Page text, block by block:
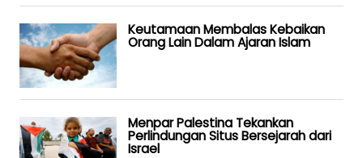
Keutamaan Membalas Kebaikan
Orang Lain Dalam Ajaran Islam
Menpar Palestina Tekankan
Perlindungan Situs Bersejarah dari
Israel